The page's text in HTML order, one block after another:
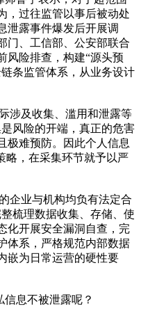
，过往监管以事后被动处
泄露事件爆发后开展调
门、工信部、公安部联合
风险排查，构建“源头预
条监管体系，从业务设计
涉及收集、滥用和泄露等
风险的开端，真正的危害
极难预防。因此个人信息
略，在采集环节就予以严
企业与机构均负有法定合
梳理数据收集、存储、使
化开展安全漏洞自查，完
体系，严格规范内部数据
嵌为日常运营的硬性要
息不被泄露呢？